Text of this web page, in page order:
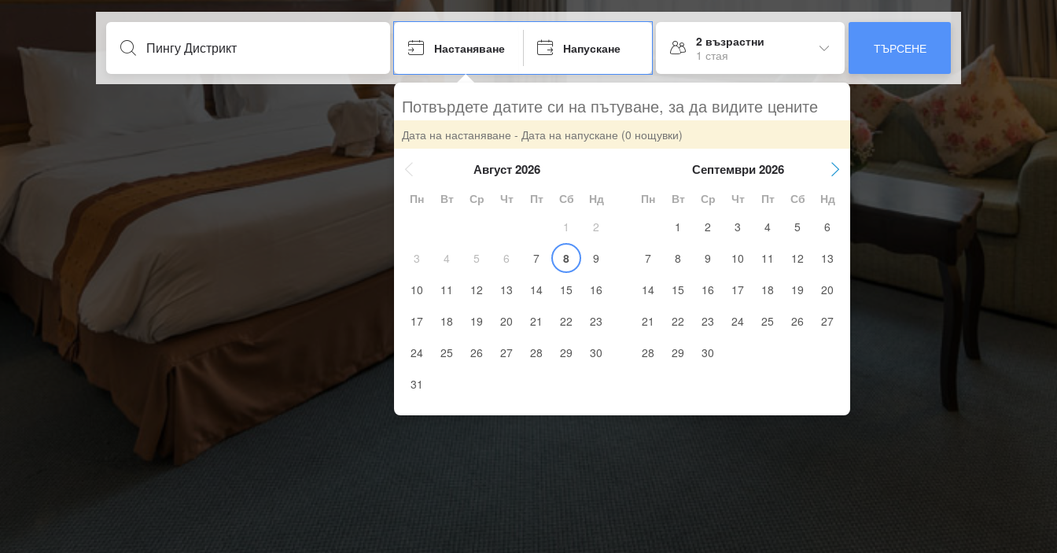
Настаняване Напускане
2 възрастни
1 стая
ТЪРСЕНЕ
Потвърдете датите си на пътуване, за да видите цените
Дата на настаняване - Дата на напускане (0 нощувки)
Август 2026
Пн Вт Ср Чт Пт Сб
Нд
1
2
3
4 5 6 7 8
9
10
11 12 13 14 15
16
17
18 19 20 21 22
23
24
25 26 27 28 29
30
31
Септември 2026
Пн Вт Ср Чт Пт Сб
Нд
1
2 3 4 5
6
7
8 9 10 11 12
13
14
15 16 17 18 19
20
21
22 23 24 25 26
27
28
29 30